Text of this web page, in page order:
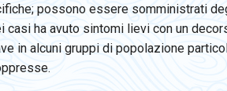
possono essere somministrati
casi ha avuto sintomi lievi con un
in alcuni gruppi di popolazione